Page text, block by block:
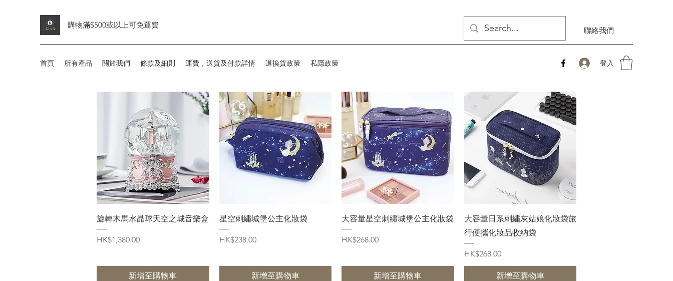
購物滿$500或以上可免運費
聯絡我們
首頁 所有產品 關於我們 條款及細則 運費，送貨及付款詳情 退換貨政策 私隱政策 登入
快速瀏覽
旋轉木馬水晶球天空之城音樂盒
價格
HK$1,380.00
新增至購物車
快速瀏覽
星空刺繡城堡公主化妝袋
價格
HK$238.00
新增至購物車
快速瀏覽
大容量星空刺繡城堡公主化妝袋
價格
HK$268.00
新增至購物車
快速瀏覽
大容量日系刺繡灰姑娘化妝袋旅
行便攜化妝品收納袋
價格
HK$268.00
新增至購物車